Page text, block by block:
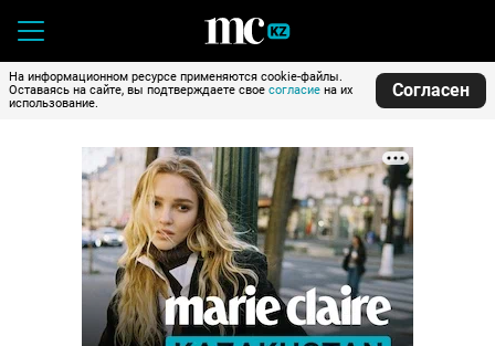
На информационном ресурсе применяются cookie-файлы.
Оставаясь на сайте, вы подтверждаете свое согласие на их
использование.
Согласен